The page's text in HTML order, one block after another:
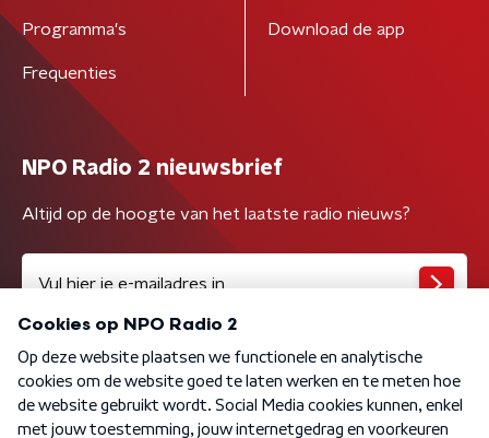
Programma's
Frequenties
Download de app
NPO Radio 2 nieuwsbrief
Altijd op de hoogte van het laatste radio nieuws?
Algemene voorwaarden